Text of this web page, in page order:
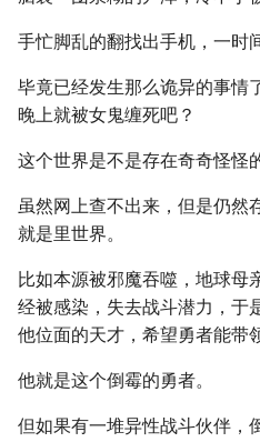
手忙脚乱的翻找出手机，一时
毕竟已经发生那么诡异的事情
晚上就被女鬼缠死吧？
这个世界是不是存在奇奇怪怪
虽然网上查不出来，但是仍然
就是里世界。
比如本源被邪魔吞噬，地球母
经被感染，失去战斗潜力，于
他位面的天才，希望勇者能带
他就是这个倒霉的勇者。
但如果有一堆异性战斗伙伴，